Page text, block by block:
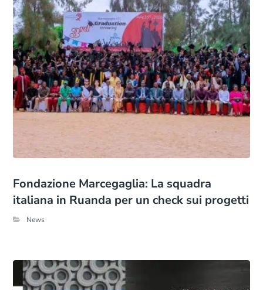
Fondazione Marcegaglia: La squadra
italiana in Ruanda per un check sui progetti
News